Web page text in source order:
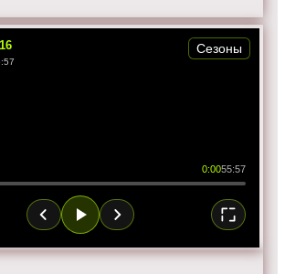
16
0:0055:57
Сезоны